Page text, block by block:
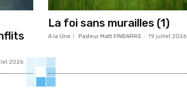
2026
La foi sans murailles (1)
A la Une Pasteur Matt FINBARRS - 19 juillet 2026